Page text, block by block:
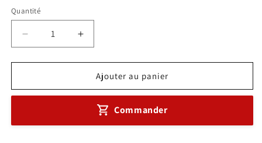
Quantité
Réduire
la
quantité
Margueritte
6
Augmenter
la
quantité
Margueritte
6
Ajouter au panier
Commander